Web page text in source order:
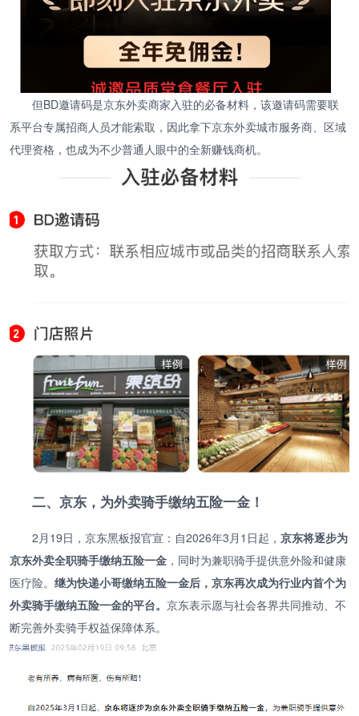
但BD邀请码是京东外卖商家入驻的必备材料，该邀请码需要联
系平台专属招商人员才能索取，因此拿下京东外卖城市服务商、区域
代理资格，也成为不少普通人眼中的全新赚钱商机。
二、京东，为外卖骑手缴纳五险一金！
2月19日，京东黑板报官宣：自2026年3月1日起， 京东将逐步为
京东外卖全职骑手缴纳五险一金 ，同时为兼职骑手提供意外险和健康
医疗险。 继为快递小哥缴纳五险一金后，京东再次成为行业内首个为
外卖骑手缴纳五险一金的平台。 京东表示愿与社会各界共同推动、不
断完善外卖骑手权益保障体系。